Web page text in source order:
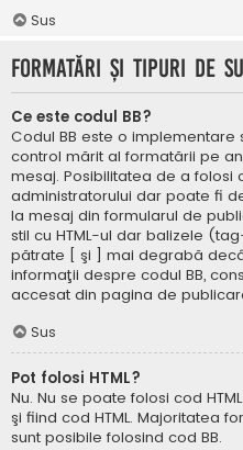
Sus
Formatări şi tipuri de
Ce este codul BB?
Codul BB este o implementare
control mărit al formatării pe
mesaj. Posibilitatea de a folosi
administratorului dar poate fi
la mesaj din formularul de
stil cu HTML-ul dar balizele
pătrate [ şi ] mai degrabă
informaţii despre codul BB,
accesat din pagina de
Sus
Pot folosi HTML?
Nu. Nu se poate folosi cod
şi fiind cod HTML. Majoritatea
sunt posibile folosind cod BB.